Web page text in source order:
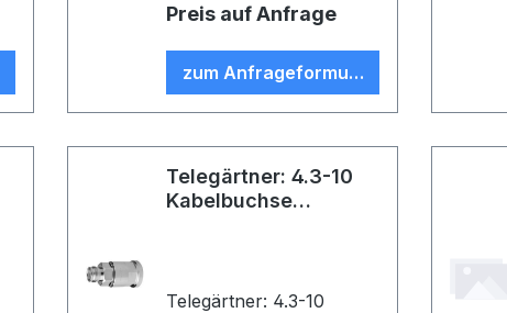
Preis auf Anfrage
zum Anfrageformular
Telegärtner: 4.3-10
Kabelbuchse
Telegärtner: 4.3-10